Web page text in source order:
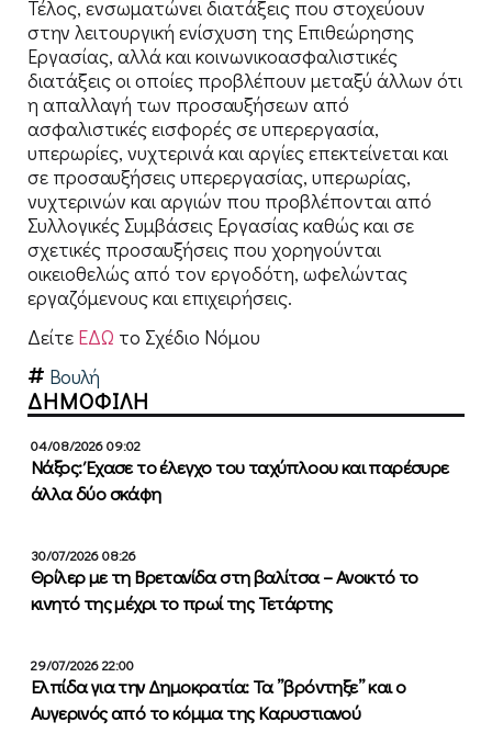
Τέλος, ενσωματώνει διατάξεις που στοχεύουν
στην λειτουργική ενίσχυση της Επιθεώρησης
Εργασίας, αλλά και κοινωνικοασφαλιστικές
διατάξεις οι οποίες προβλέπουν μεταξύ άλλων ότι
η απαλλαγή των προσαυξήσεων από
ασφαλιστικές εισφορές σε υπερεργασία,
υπερωρίες, νυχτερινά και αργίες επεκτείνεται και
σε προσαυξήσεις υπερεργασίας, υπερωρίας,
νυχτερινών και αργιών που προβλέπονται από
Συλλογικές Συμβάσεις Εργασίας καθώς και σε
σχετικές προσαυξήσεις που χορηγούνται
οικειοθελώς από τον εργοδότη, ωφελώντας
εργαζόμενους και επιχειρήσεις.
Δείτε ΕΔΩ το Σχέδιο Νόμου
Βουλή
ΔΗΜΟΦΙΛΗ
04/08/2026 09:02
Νάξος: Έχασε το έλεγχο του ταχύπλοου και παρέσυρε
άλλα δύο σκάφη
30/07/2026 08:26
Θρίλερ με τη Βρετανίδα στη βαλίτσα – Ανοικτό το
κινητό της μέχρι το πρωί της Τετάρτης
29/07/2026 22:00
Ελπίδα για την Δημοκρατία: Τα ”βρόντηξε” και ο
Αυγερινός από το κόμμα της Καρυστιανού